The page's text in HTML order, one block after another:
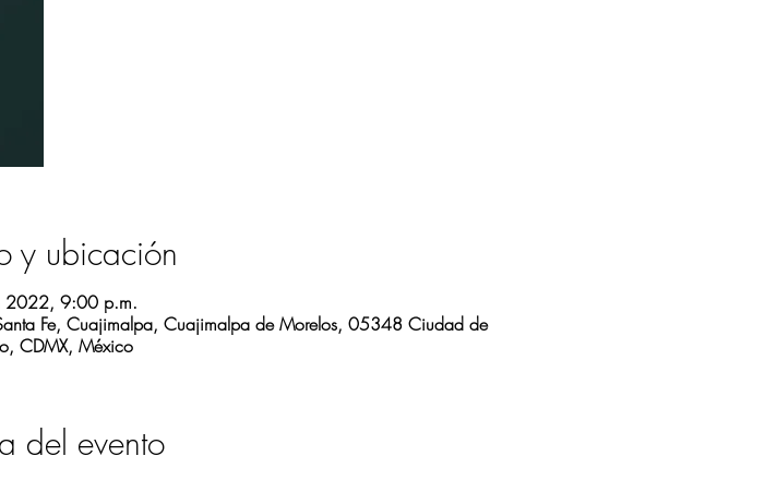
y ubicación
2022, 9:00 p.m.
Fe, Cuajimalpa, Cuajimalpa de Morelos, 05348 Ciudad de
CDMX, México
del evento